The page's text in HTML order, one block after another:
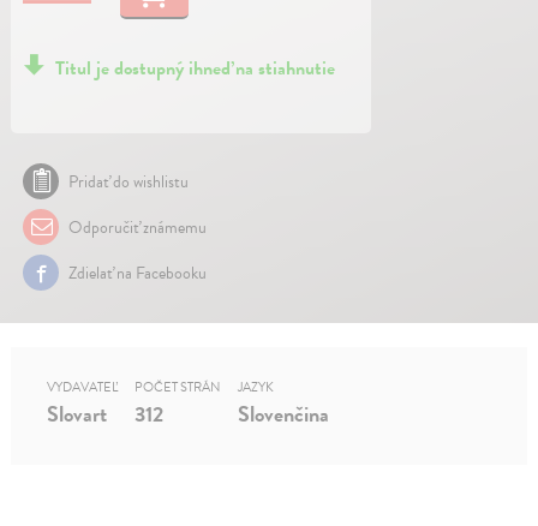
Titul je dostupný ihneď na stiahnutie
Pridať do wishlistu
Odporučiť známemu
Zdielať na Facebooku
VYDAVATEĽ
Slovart
POČET STRÁN
312
JAZYK
Slovenčina